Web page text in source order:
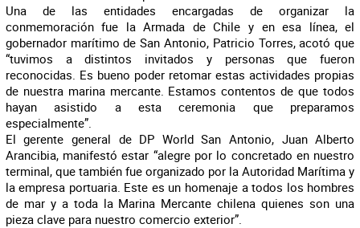
Una de las entidades encargadas de organizar la
conmemoración fue la Armada de Chile y en esa línea, el
gobernador marítimo de San Antonio, Patricio Torres, acotó que
“tuvimos a distintos invitados y personas que fueron
reconocidas. Es bueno poder retomar estas actividades propias
de nuestra marina mercante. Estamos contentos de que todos
hayan asistido a esta ceremonia que preparamos
especialmente”.
El gerente general de DP World San Antonio, Juan Alberto
Arancibia, manifestó estar “alegre por lo concretado en nuestro
terminal, que también fue organizado por la Autoridad Marítima y
la empresa portuaria. Este es un homenaje a todos los hombres
de mar y a toda la Marina Mercante chilena quienes son una
pieza clave para nuestro comercio exterior”.